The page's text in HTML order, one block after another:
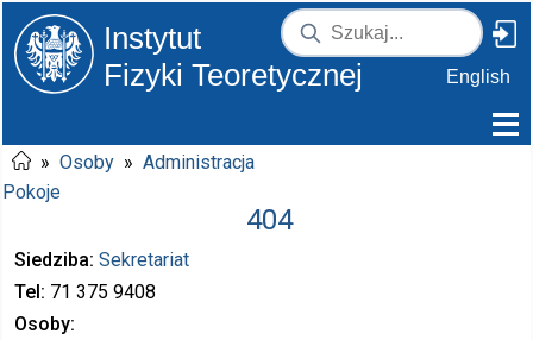
Instytut
Fizyki Teoretycznej
English
» Osoby » Administracja
Pokoje
404
Siedziba Sekretariat
Tel 71 375 9408
Osoby